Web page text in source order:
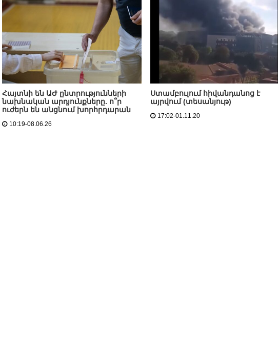
Հայտնի են ԱԺ ընտրությունների
նախնական արդյունքները. ո՞ր
ուժերն են անցնում խորհրդարան
10:19-08.06.26
Ստամբուլում հիվանդանոց է
այրվում (տեսանյութ)
17:02-01.11.20